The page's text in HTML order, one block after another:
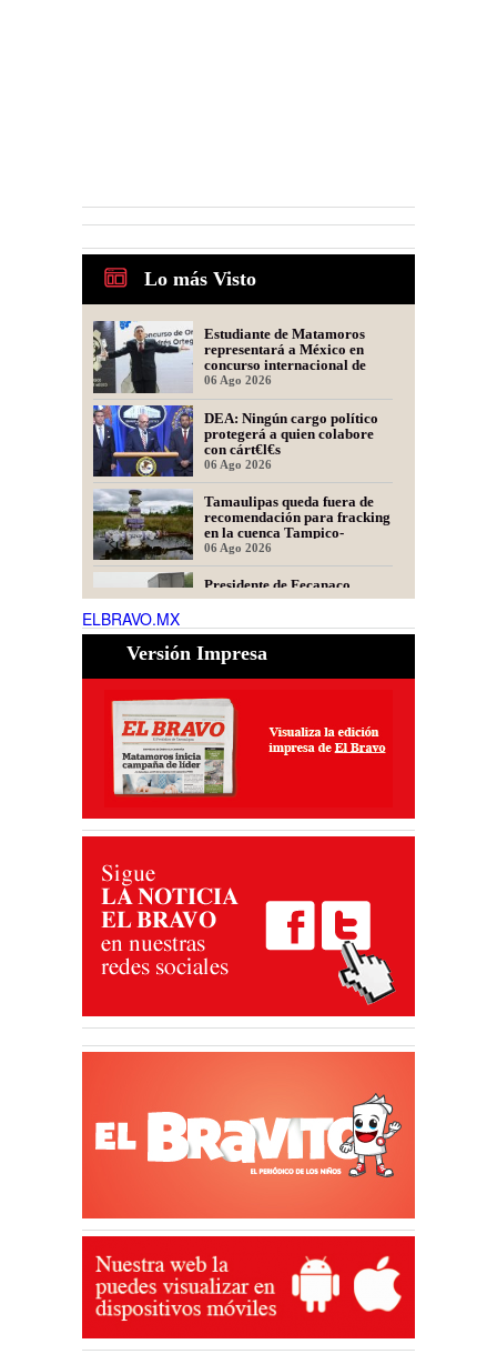
Lo más Visto
Estudiante de Matamoros
representará a México en
concurso internacional de
oratoria en Perú
06 Ago 2026
DEA: Ningún cargo político
protegerá a quien colabore
con cárt€l€s
06 Ago 2026
Tamaulipas queda fuera de
recomendación para fracking
en la cuenca Tampico-
Misantla, informa comité
científico
06 Ago 2026
Presidente de Fecanaco
cuestiona retenes en
afirma que generan molestias
06 Ago 2026
Autoridades buscan a “El
Crocs”, presunto responsable
de al menos 24 robos a
tiendas en Matamoros
06 Ago 2026
ELBRAVO.MX
Versión Impresa